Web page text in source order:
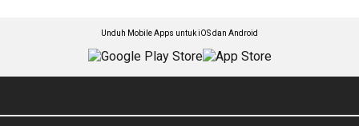
Unduh Mobile Apps untuk iOS dan Android